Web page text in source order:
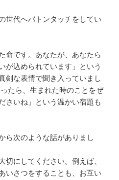
世代へバトンタッチをしてい
命です。あなたが、あなたら
が込められています」という
剣な表情で聞き入っていまし
たら、生まれた時のことをぜ
さいね」という温かい宿題も
ら次のような話がありまし
切にしてください。例えば、
いさつをすることも、お互い